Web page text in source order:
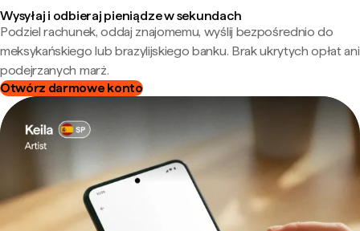
Wysyłaj i odbieraj pieniądze w sekundach
Podziel rachunek, oddaj znajomemu, wyślij bezpośrednio do
meksykańskiego lub brazylijskiego banku. Brak ukrytych opłat ani
podejrzanych marż.
Otwórz darmowe konto